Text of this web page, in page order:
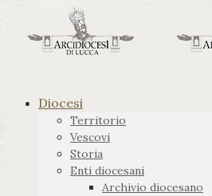
Diocesi
Territorio
Vescovi
Storia
Enti diocesani
Archivio diocesano